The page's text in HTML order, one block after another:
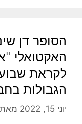
הסופר דן
האקטואלי
לקראת
הגבולות
יוני 15, 2022 מאת